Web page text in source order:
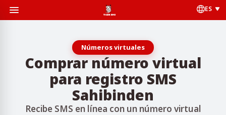
ES
Números virtuales
Comprar número virtual
para registro SMS
Sahibinden
Recibe SMS en línea con un número virtual